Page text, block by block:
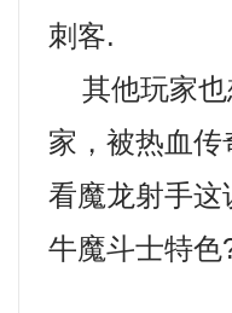
刺客.
其他玩家也
家，被热血
看魔龙射手
牛魔斗士特色